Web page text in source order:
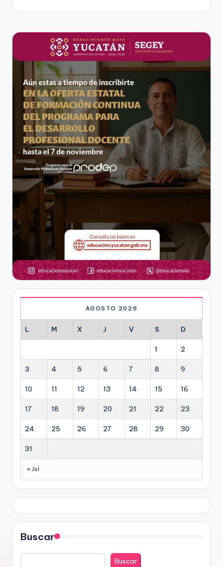
AGOSTO 2026
L M X J V S D
1 2
3 4 5 6 7 8 9
10 11 12 13 14 15 16
17 18 19 20 21 22 23
24 25 26 27 28 29 30
31
« Jul
Buscar
Buscar